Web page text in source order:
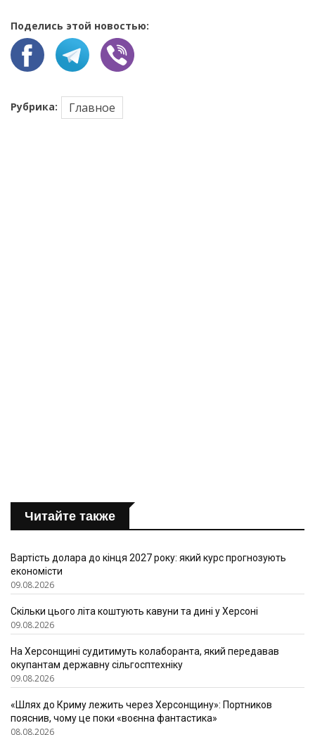
Поделись этой новостью:
Рубрика: Главное
Читайте также
Вартість долара до кінця 2027 року: який курс прогнозують
економісти
09.08.2026
Скільки цього літа коштують кавуни та дині у Херсоні
09.08.2026
На Херсонщині судитимуть колаборанта, який передавав
окупантам державну сільгосптехніку
09.08.2026
«Шлях до Криму лежить через Херсонщину»: Портников
пояснив, чому це поки «воєнна фантастика»
08.08.2026